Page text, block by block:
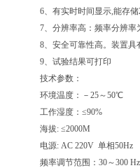
6、有实时时间显示,能存
7、分辨率高：频率分辨率
8、安全可靠性高。装置
9、试验结果可打印
技术参数：
环境温度：－25～50℃
工作湿度：≤90%
海拔: ≤2000M
电源: AC 220V 单相50Hz
频率调节范围：30～300